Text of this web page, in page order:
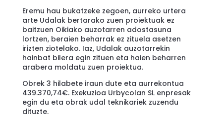
Eremu hau bukatzeke zegoen, aurreko urtera
arte Udalak bertarako zuen proiektuak ez
baitzuen Oikiako auzotarren adostasuna
lortzen, beraien beharrak ez zituela asetzen
irizten ziotelako. Iaz, Udalak auzotarrekin
hainbat bilera egin zituen eta haien beharren
arabera moldatu zuen proiektua.
Obrek 3 hilabete iraun dute eta aurrekontua
439.370,74€. Exekuzioa Urbycolan SL enpresak
egin du eta obrak udal teknikariek zuzendu
dituzte.